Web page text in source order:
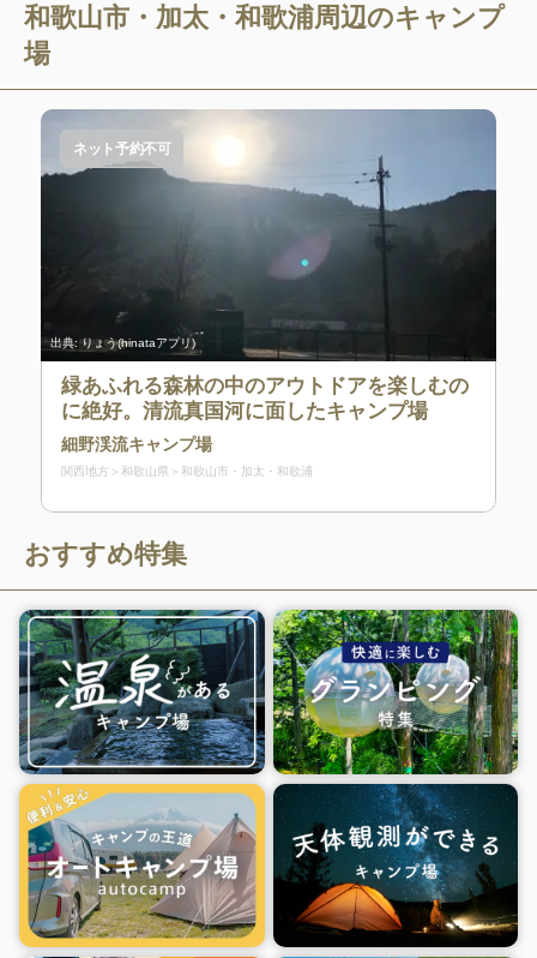
和歌山市・加太・和歌浦周辺のキャンプ
場
出典:りょう(hinataアプリ)
ネット予約不可
緑あふれる森林の中のアウトドアを楽しむの
に絶好。清流真国河に面したキャンプ場
細野渓流キャンプ場
関西地方 和歌山県 和歌山市・加太・和歌浦
おすすめ特集